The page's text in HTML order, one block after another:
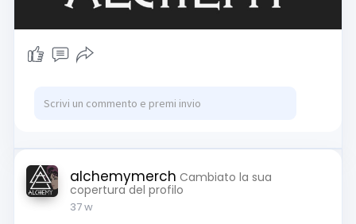
alchemymerch Cambiato la sua
copertura del profilo
37 w